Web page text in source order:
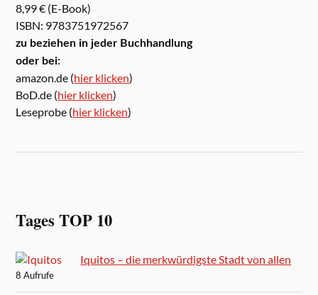
8,99 € (E-Book)
ISBN: 9783751972567
zu beziehen in jeder Buchhandlung
oder bei:
amazon.de (hier klicken)
BoD.de (hier klicken)
Leseprobe (hier klicken)
Tages TOP 10
Iquitos – die merkwürdigste Stadt von allen
8 Aufrufe